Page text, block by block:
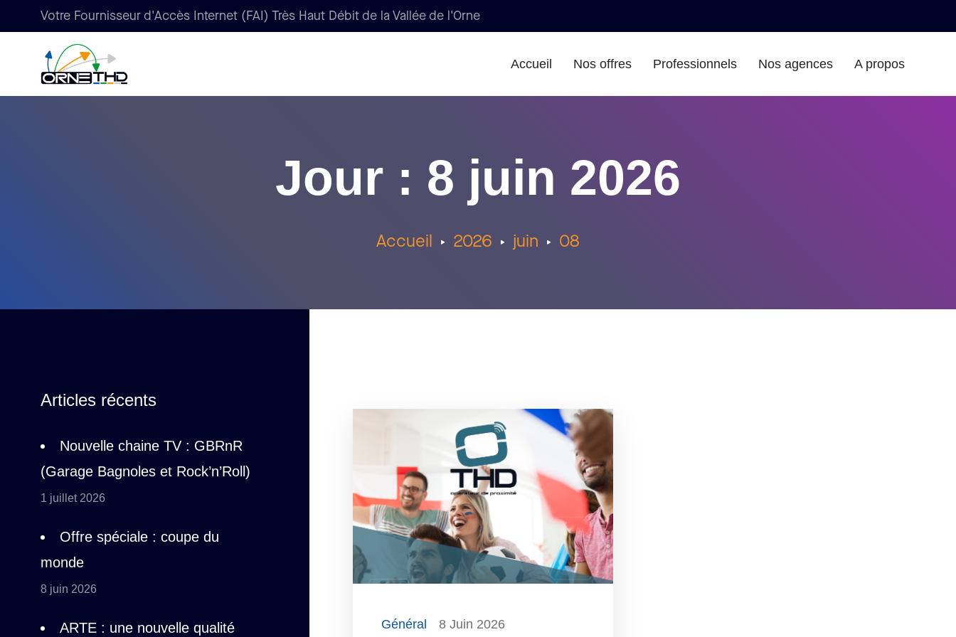
Votre Fournisseur d'Accès Internet (FAI) Très Haut Débit de la Vallée de l'Orne
Accueil Nos offres Professionnels Nos agences A propos
Jour : 8 juin 2026
Accueil 2026 juin 08
Général 8 Juin 2026
Articles récents
Nouvelle chaine TV : GBRnR
(Garage Bagnoles et Rock’n’Roll)
1 juillet 2026
Offre spéciale : coupe du
monde
8 juin 2026
ARTE : une nouvelle qualité